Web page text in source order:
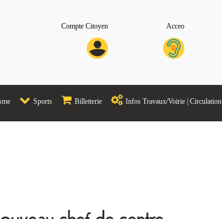
Compte Citoyen Acceo
Sports Billetterie Infos Travaux/Voirie | Circulation